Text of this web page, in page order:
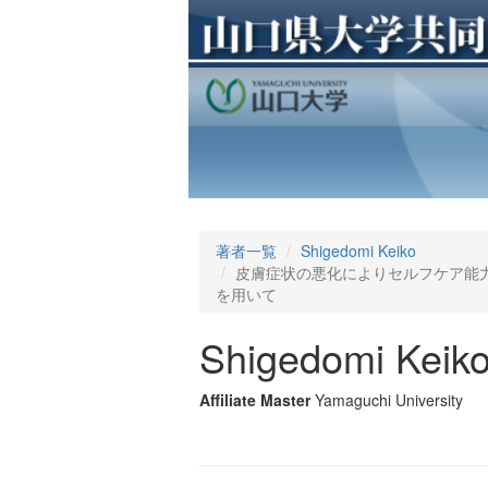
著者一覧
Shigedomi Keiko
皮膚症状の悪化によりセルフケア
を用いて
Shigedomi
Affiliate Master Yamaguchi University